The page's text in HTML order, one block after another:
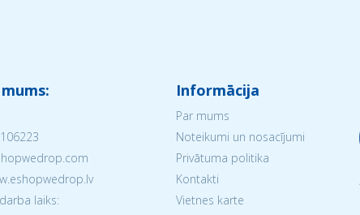
laiks:
Informācija
Par mums
Noteikumi un nosacījumi
Privātuma politika
Kontakti
Vietnes karte